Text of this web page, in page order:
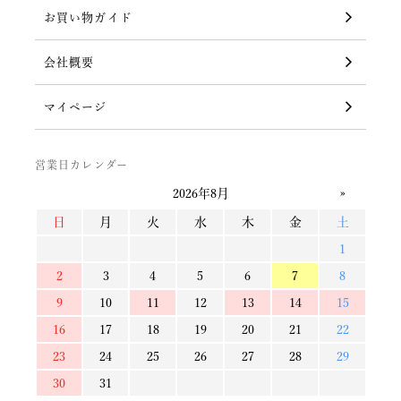
お買い物ガイド
会社概要
マイページ
営業日カレンダー